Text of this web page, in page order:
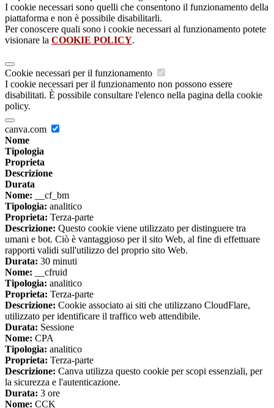
I cookie necessari sono quelli che consentono il funzionamento della
piattaforma e non è possibile disabilitarli.
Per conoscere quali sono i cookie necessari al funzionamento potete
visionare la COOKIE POLICY.
Cookie necessari per il funzionamento
I cookie necessari per il funzionamento non possono essere
disabilitati. È possibile consultare l'elenco nella pagina della cookie
policy.
canva.com
Nome
Tipologia
Proprieta
Descrizione
Durata
Nome: __cf_bm
Tipologia: analitico
Proprieta: Terza-parte
Descrizione: Questo cookie viene utilizzato per distinguere tra
umani e bot. Ciò è vantaggioso per il sito Web, al fine di effettuare
rapporti validi sull'utilizzo del proprio sito Web.
Durata: 30 minuti
Nome: __cfruid
Tipologia: analitico
Proprieta: Terza-parte
Descrizione: Cookie associato ai siti che utilizzano CloudFlare,
utilizzato per identificare il traffico web attendibile.
Durata: Sessione
Nome: CPA
Tipologia: analitico
Proprieta: Terza-parte
Descrizione: Canva utilizza questo cookie per scopi essenziali, per
la sicurezza e l'autenticazione.
Durata: 3 ore
Nome: CCK